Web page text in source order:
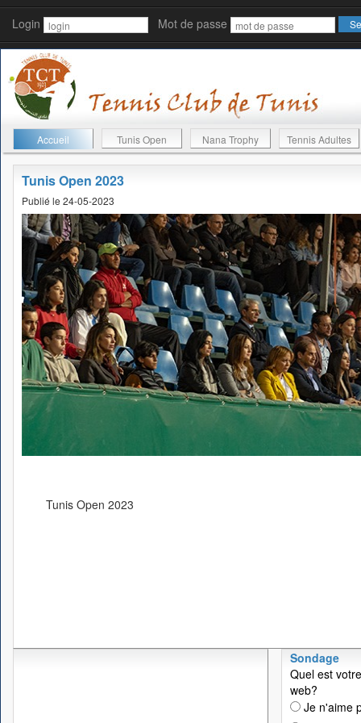
Login Mot de passe
Accueil Tunis Open Nana Trophy Tennis Adultes
Tunis Open 2023
Publié le 24-05-2023
Tunis Open 2023
Sondage
Quel est
web?
Je n'aime